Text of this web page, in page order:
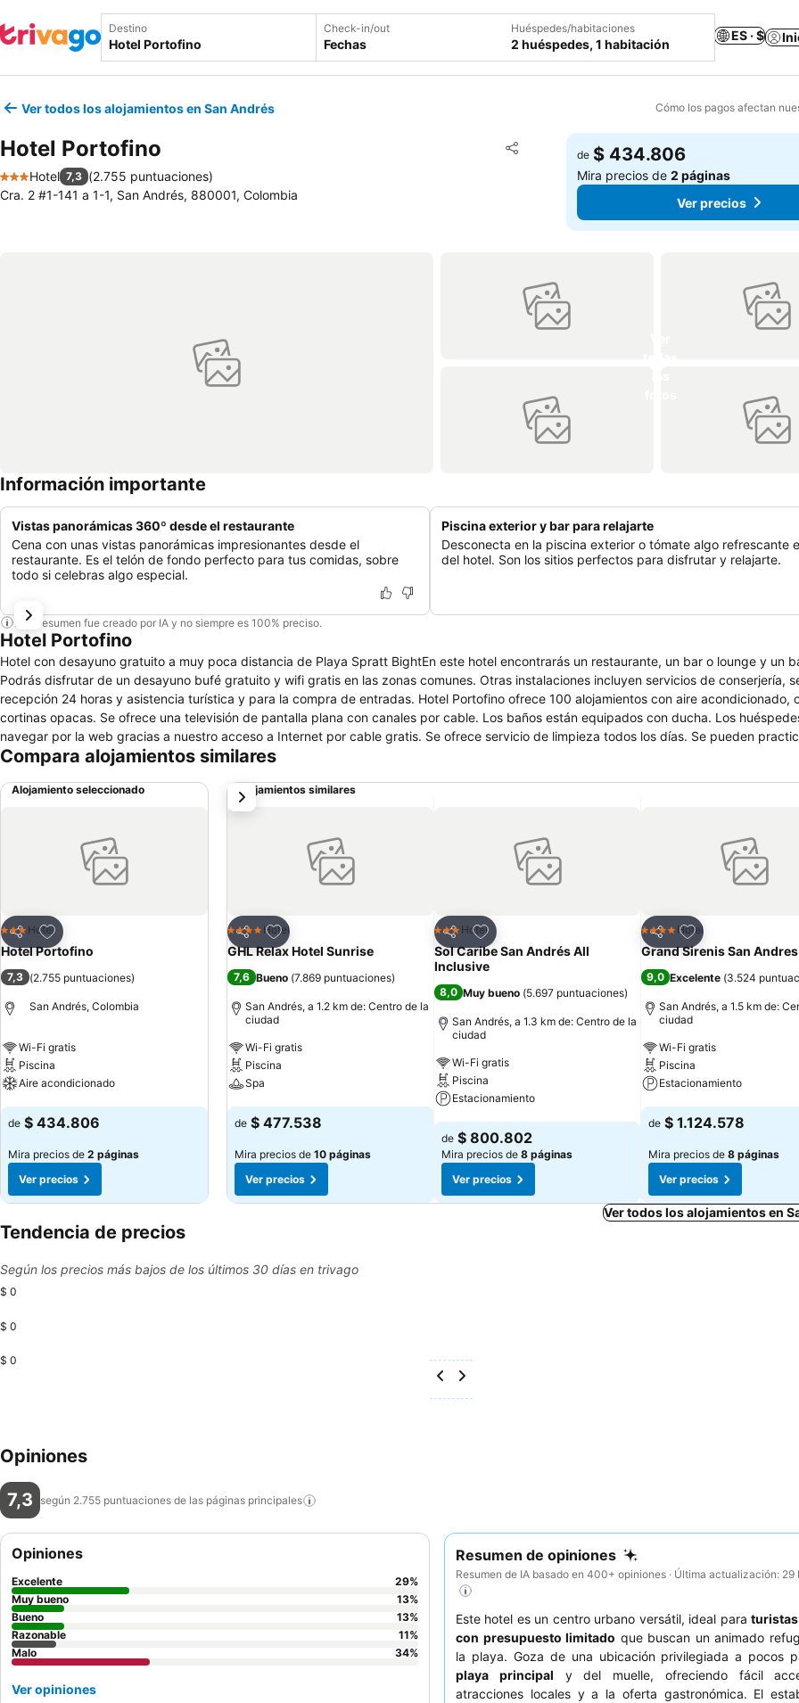
Destino Check-in/out
Fechas
Huéspedes/habitaciones
2 huéspedes, 1 habitación
ES · $
Ver todos los alojamientos en San Andrés Cómo los pagos afectan
Hotel Portofino Compartir
Agregar a favoritos
3 Estrellas
Hotel 7,3 (2.755 puntuaciones)
Cra. 2 #1-141 a 1-1, San Andrés, 880001, Colombia
de $ 434.806
Mira precios de2 páginas
Ver precios
Información importante
Vistas panorámicas 360º desde el restaurante
Cena con unas vistas panorámicas impresionantes desde el
restaurante. Es el telón de fondo perfecto para tus comidas, sobre
todo si celebras algo especial.
Piscina exterior y bar para relajarte
Desconecta en la piscina exterior o tómate algo refrescante
del hotel. Son los sitios perfectos para disfrutar y relajarte.
Este resumen fue creado por IA y no siempre es 100% preciso.
Hotel Portofino
Hotel con desayuno gratuito a muy poca distancia de Playa Spratt BightEn este hotel encontrarás un restaurante, un bar o lounge y un
Podrás disfrutar de un desayuno bufé gratuito y wifi gratis en las zonas comunes. Otras instalaciones incluyen servicios de conserjería,
recepción 24 horas y asistencia turística y para la compra de entradas. Hotel Portofino ofrece 100 alojamientos con aire acondicionado,
cortinas opacas. Se ofrece una televisión de pantalla plana con canales por cable. Los baños están equipados con ducha. Los
navegar por la web gracias a nuestro acceso a Internet por cable gratis. Se ofrece servicio de limpieza todos los días. Se pueden
actividades de ocio y esparcimiento que se indican más abajo en las instalaciones o cerca del alojamiento (es posible que se aplique un
Compara alojamientos similares
Alojamiento seleccionado
Compartir
Agregar a favoritos
3 Estrellas
Hotel
Hotel Portofino
7,3 (2.755 puntuaciones)
San Andrés, Colombia
Wi-Fi gratis
Piscina
Aire acondicionado
Ver precios
de $ 434.806
Mira precios de 2 páginas
Ver precios
Alojamientos similares
Compartir
Agregar a favoritos
4 EstrellasHotel
GHL Relax Hotel Sunrise
7,6 Bueno (7.869 puntuaciones)
San Andrés, a 1.2 km de: Centro de la
ciudad
Wi-Fi gratis
Piscina
Spa
Ver precios
de $ 477.538
Mira precios de 10 páginas
Ver precios
Compartir
Agregar a favoritos
3 Estrellas
Hotel
Sol Caribe San Andrés All
Inclusive
8,0 Muy bueno (5.697 puntuaciones)
San Andrés, a 1.3 km de: Centro de la
ciudad
Wi-Fi gratis
Piscina
Estacionamiento
Ver precios
de $ 800.802
Mira precios de 8 páginas
Ver precios
Compartir
Agregar a
4 EstrellasHotel
Grand Sirenis San Andres
9,0 Excelente (3.524
San Andrés, a 1.5 km de:
ciudad
Wi-Fi gratis
Piscina
Estacionamiento
Ver precios
de $ 1.124.578
Mira precios de 8 páginas
Ver precios
siguiente
Ver todos los alojamientos en
Tendencia de precios
Según los precios más bajos de los últimos 30 días en trivago
$ 0
$ 0
$ 0
Opiniones
7,3 según 2.755 puntuaciones de las páginas principales
Resumen de opiniones
Resumen de IA basado en 400+ opiniones · Última actualización:
Este hotel es un centro urbano versátil, ideal paraturistas
con presupuesto limitado que buscan un animado
la playa. Goza de una ubicación privilegiada a pocos
playa principal y del muelle, ofreciendo fácil
atracciones locales y a la oferta gastronómica. El
Opiniones
Excelente 29%
Muy bueno
13%
Bueno
13%
Razonable
11%
Malo
34%
Ver opiniones